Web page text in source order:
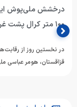
درخشش ملی‌پوش
۱۰۰ متر کرال پشت غرب آسیا شد
قزاقستان، هومر عباسی